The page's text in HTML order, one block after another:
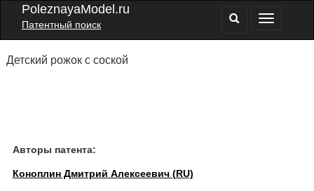
PoleznayaModel.ru
Патентный поиск
Детский рожок с соской
Авторы патента:
Коноплин Дмитрий Алексеевич (RU)